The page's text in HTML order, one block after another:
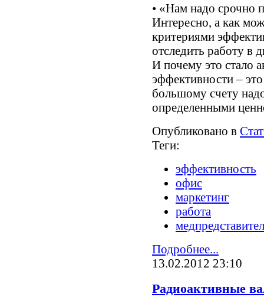
• «Нам надо срочно
Интересно, а как
критериями
отследить работу в
И почему это стало
эффективности –
большому счету
определенными
Опубликовано в
Теги:
эффективность
офис
маркетинг
работа
Подробнее...
13.02.2012 23:10
Радиоактивные